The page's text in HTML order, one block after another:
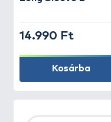
14.990 Ft
Kosárba